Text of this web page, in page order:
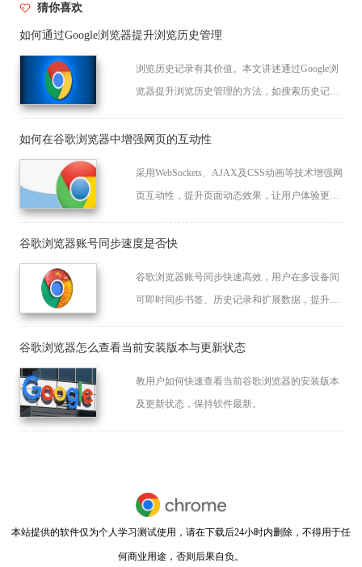
猜你喜欢
如何通过Google浏览器提升浏览历史管理
浏览历史记录有其价值。本文讲述通过Google浏
览器提升浏览历史管理的方法，如搜索历史记
记录。
如何在谷歌浏览器中增强网页的互动性
采用WebSockets、AJAX及CSS动画等技术增强网
页互动性，提升页面动态效果，让用户体验更流
谷歌浏览器账号同步速度是否快
谷歌浏览器账号同步快速高效，用户在多设备间
可即时同步书签、历史记录和扩展数据，提升使
谷歌浏览器怎么查看当前安装版本与更新状态
教用户如何快速查看当前谷歌浏览器的安装版本
及更新状态，保持软件最新。
本站提供的软件仅为个人学习测试使用，请在下载后24小时内删除，不得用于任
何商业用途，否则后果自负。